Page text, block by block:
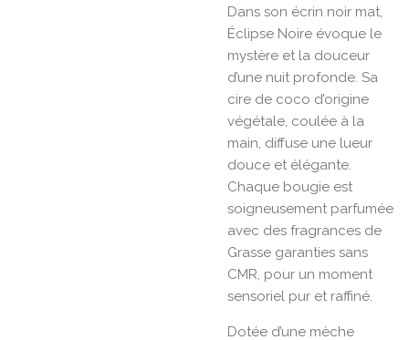
Dans son écrin noir mat,
Éclipse Noire évoque le
mystère et la douceur
d’une nuit profonde. Sa
cire de coco d’origine
végétale, coulée à la
main, diffuse une lueur
douce et élégante.
Chaque bougie est
soigneusement parfumée
avec des fragrances de
Grasse garanties sans
CMR, pour un moment
sensoriel pur et raffiné.
Dotée d’une mèche